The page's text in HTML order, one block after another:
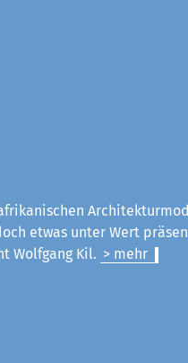
etwas unter Wert
Wolfgang Kil. > mehr